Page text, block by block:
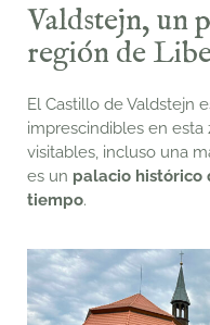
Valdstejn, un
región de
El Castillo de Valdstejn
imprescindibles en esta
visitables, incluso una
es un palacio histórico
tiempo.